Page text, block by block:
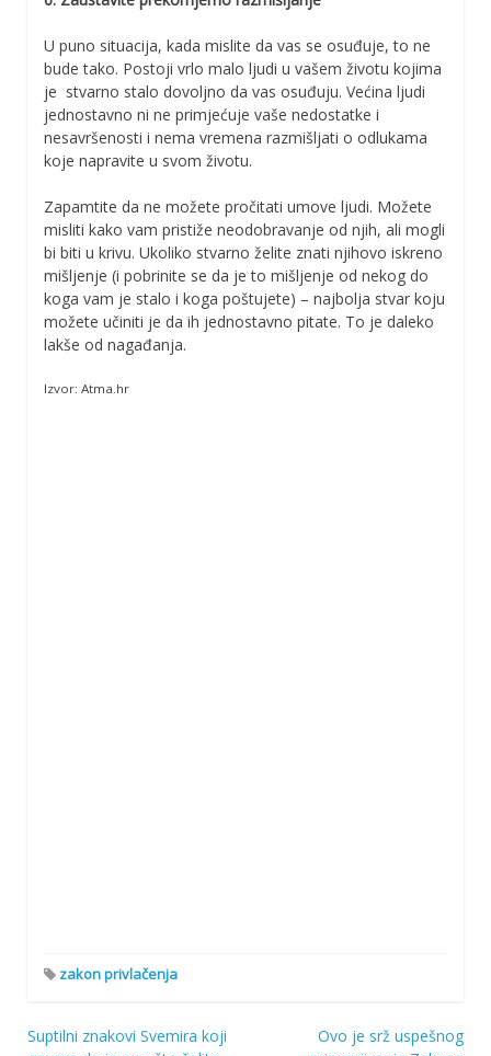
U puno situacija, kada mislite da vas se osuđuje, to ne
bude tako. Postoji vrlo malo ljudi u vašem životu kojima
je stvarno stalo dovoljno da vas osuđuju. Većina ljudi
jednostavno ni ne primjećuje vaše nedostatke i
nesavršenosti i nema vremena razmišljati o odlukama
koje napravite u svom životu.
Zapamtite da ne možete pročitati umove ljudi. Možete
misliti kako vam pristiže neodobravanje od njih, ali mogli
bi biti u krivu. Ukoliko stvarno želite znati njihovo iskreno
mišljenje (i pobrinite se da je to mišljenje od nekog do
koga vam je stalo i koga poštujete) – najbolja stvar koju
možete učiniti je da ih jednostavno pitate. To je daleko
lakše od nagađanja.
Izvor: Atma.hr
zakon privlačenja
Suptilni znakovi Svemira koji
Ovo je srž uspešnog